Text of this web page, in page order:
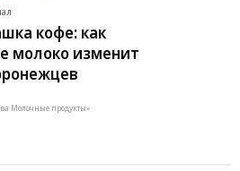
кофе: как
молоко изменит
Молочные продукты»